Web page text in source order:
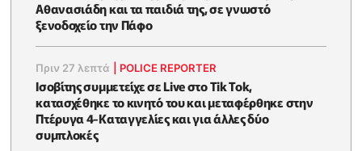
Αθανασιάδη και τα παιδιά της, σε γνωστό
ξενοδοχείο την Πάφο
Πριν 27 λεπτά POLICE REPORTER
Ισοβίτης συμμετείχε σε Live στο Tik Tok,
κατασχέθηκε το κινητό του και μεταφέρθηκε στην
Πτέρυγα 4-Καταγγελίες και για άλλες δύο
συμπλοκές